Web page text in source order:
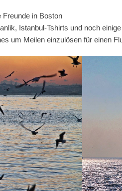
Freunde in Boston
Istanbul-Tshirts und noch
um Meilen einzulösen für einen